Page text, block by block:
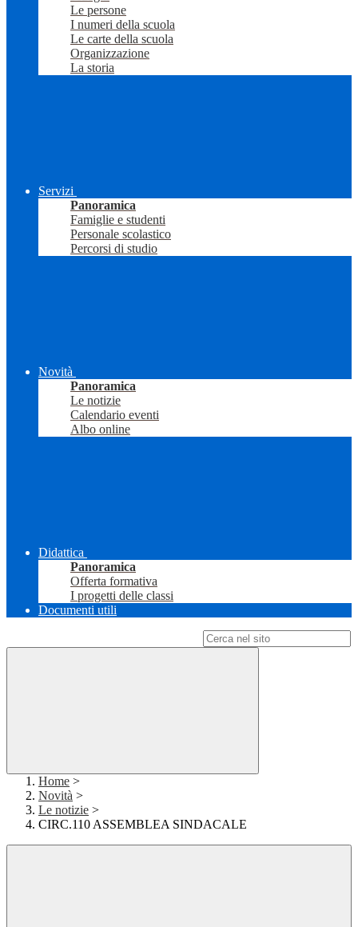
Le persone
I numeri della scuola
Le carte della scuola
Organizzazione
La storia
Servizi
Panoramica
Famiglie e studenti
Personale scolastico
Percorsi di studio
Novità
Panoramica
Le notizie
Calendario eventi
Albo online
Didattica
Panoramica
Offerta formativa
I progetti delle classi
Documenti utili
Home >
Novità >
Le notizie >
CIRC.110 ASSEMBLEA SINDACALE